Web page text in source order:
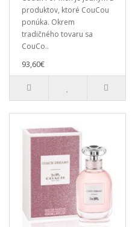
produktov, ktoré CouCou
ponúka. Okrem
tradičného tovaru sa
CouCo..
93,60€